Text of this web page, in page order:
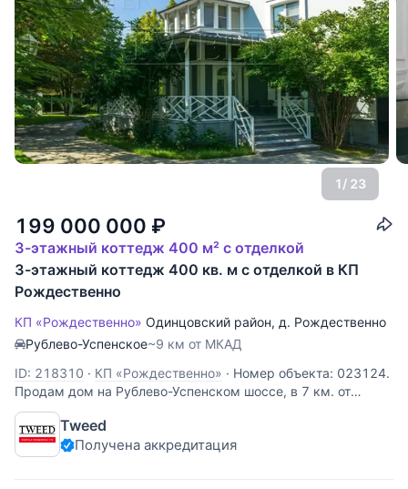
1/ 23
199 000 000 ₽
3-этажный коттедж 400 м² с отделкой
3-этажный коттедж 400 кв. м с отделкой в КП
Рождественно
КП «Рождественно» Одинцовский район, д. Рождественно
Рублево-Успенское~9 км от МКАД
ID: 218310 · КП «Рождественно» · Номер объекта: 023124.
Продам дом на Рублево-Успенском шоссе, в 7 км. от
МКАД, в коттеджном поселке Рождественно. Дом 2-х
уровневый, кирпичный, общей площадью 450 м.кв.,
расположен на участке размером 15 сот. На 4 м/м. Все
Tweed
Получена аккредитация